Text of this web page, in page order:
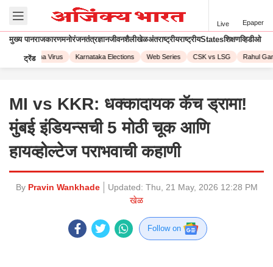
Live Epaper
मुख्य पानराजकारणमनोरंजनतंत्रज्ञानजीवनशैलीखेळअंतराष्ट्रीयराष्ट्रीयStatesशिक्षणव्हिडीओ
ट्रेंड
Corona Virus Karnataka Elections Web Series CSK vs LSG Rahul
MI vs KKR: धक्कादायक कॅच ड्रामा!
मुंबई इंडियन्सची 5 मोठी चूक आणि
हायव्होल्टेज पराभवाची कहाणी
By Pravin Wankhade Updated: Thu, 21 May, 2026 12:28 PM
खेळ
Follow on